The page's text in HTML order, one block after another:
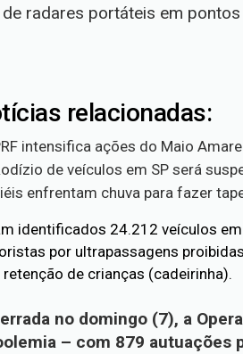
radares portáteis em
relacionadas:
intensifica ações do Maio
de veículos em SP será
enfrentam chuva para fazer
identificados 24.212 veículos
por ultrapassagens
retenção de crianças (cadeirinha).
no domingo (7), a
– com 879 autuações